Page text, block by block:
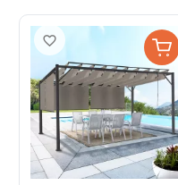
favorite_border